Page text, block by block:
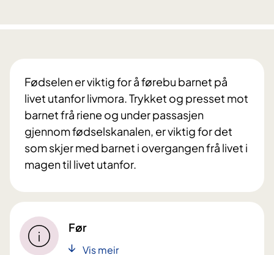
Fødselen er viktig for å førebu barnet på
livet utanfor livmora. Trykket og presset mot
barnet frå riene og under passasjen
gjennom fødselskanalen, er viktig for det
som skjer med barnet i overgangen frå livet i
magen til livet utanfor.
Før
Vis meir